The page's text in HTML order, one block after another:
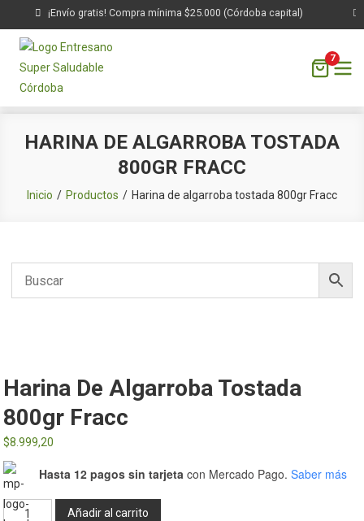
¡Envío gratis! Compra mínima $25.000 (Córdoba capital)
7
HARINA DE ALGARROBA TOSTADA
800GR FRACC
Inicio Productos Harina de algarroba tostada 800gr Fracc
Harina De Algarroba Tostada
800gr Fracc
$8.999,20
Hasta 12 pagos sin tarjeta con Mercado Pago. Saber más
Harina
Añadir al carrito